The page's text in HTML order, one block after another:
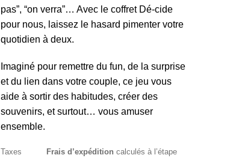
pas”, “on verra”… Avec le coffret Dé-cide
pour nous, laissez le hasard pimenter votre
quotidien à deux.
Imaginé pour remettre du fun, de la surprise
et du lien dans votre couple, ce jeu vous
aide à sortir des habitudes, créer des
souvenirs, et surtout… vous amuser
ensemble.
Taxes
Frais d’expédition calculés à l’étape